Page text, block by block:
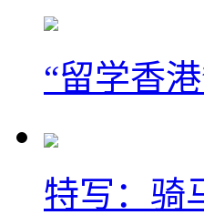
“留学香
特写：骑